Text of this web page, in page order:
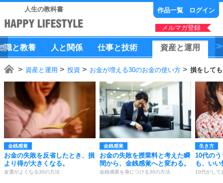
人生の教科書 作品一覧 ログイン
メルマガ登録
識と教養 人 と 関係 仕事と技術 資産と運用
資産と運用 投資 お金が増える30のお金の使い方 損をして
金銭感覚
お金の失敗を反省したとき、損
より得が大きくなる。
金運がよくなる30の方法
金銭感覚
お金の失敗を授業料と考えた瞬
間から、金銭感覚へと変わる。
金銭感覚を身につける30の方法
生き方
10代の
も、いい
10代がして